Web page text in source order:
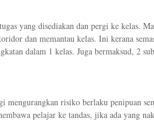
yang disediakan dan pergi ke kelas.
dan memantau kelas. Ini kerana
dalam 1 kelas. Juga bermaksud, 2
mengurangkan risiko berlaku penipuan
pelajar ke tandas, jika ada yang